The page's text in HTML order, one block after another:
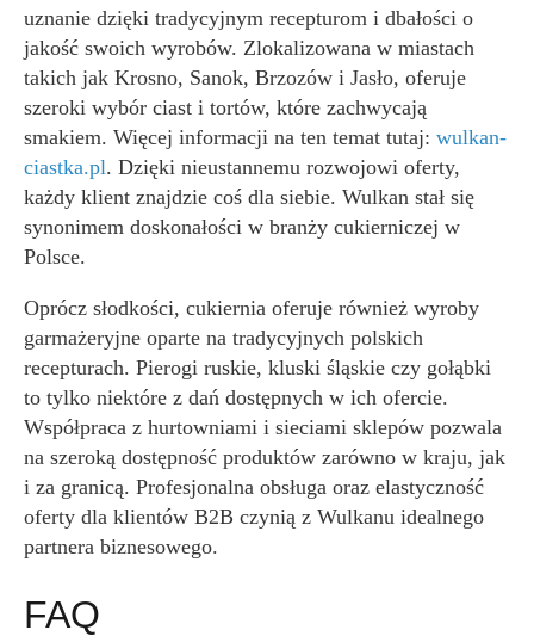
uznanie dzięki tradycyjnym recepturom i dbałości o
jakość swoich wyrobów. Zlokalizowana w miastach
takich jak Krosno, Sanok, Brzozów i Jasło, oferuje
szeroki wybór ciast i tortów, które zachwycają
smakiem. Więcej informacji na ten temat tutaj: wulkan-
ciastka.pl. Dzięki nieustannemu rozwojowi oferty,
każdy klient znajdzie coś dla siebie. Wulkan stał się
synonimem doskonałości w branży cukierniczej w
Polsce.
Oprócz słodkości, cukiernia oferuje również wyroby
garmażeryjne oparte na tradycyjnych polskich
recepturach. Pierogi ruskie, kluski śląskie czy gołąbki
to tylko niektóre z dań dostępnych w ich ofercie.
Współpraca z hurtowniami i sieciami sklepów pozwala
na szeroką dostępność produktów zarówno w kraju, jak
i za granicą. Profesjonalna obsługa oraz elastyczność
oferty dla klientów B2B czynią z Wulkanu idealnego
partnera biznesowego.
FAQ